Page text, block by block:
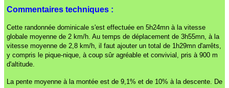
Commentaires techniques :
Cette randonnée dominicale s'est effectuée en 5h24mn à la vitesse
globale moyenne de 2 km/h. Au temps de déplacement de 3h55mn, à la
vitesse moyenne de 2,8 km/h, il faut ajouter un total de 1h29mn d'arrêts,
y compris le pique-nique, à coup sûr agréable et convivial, pris à 900 m
d'altitude.
La pente moyenne à la montée est de 9,1% et de 10% à la descente. De